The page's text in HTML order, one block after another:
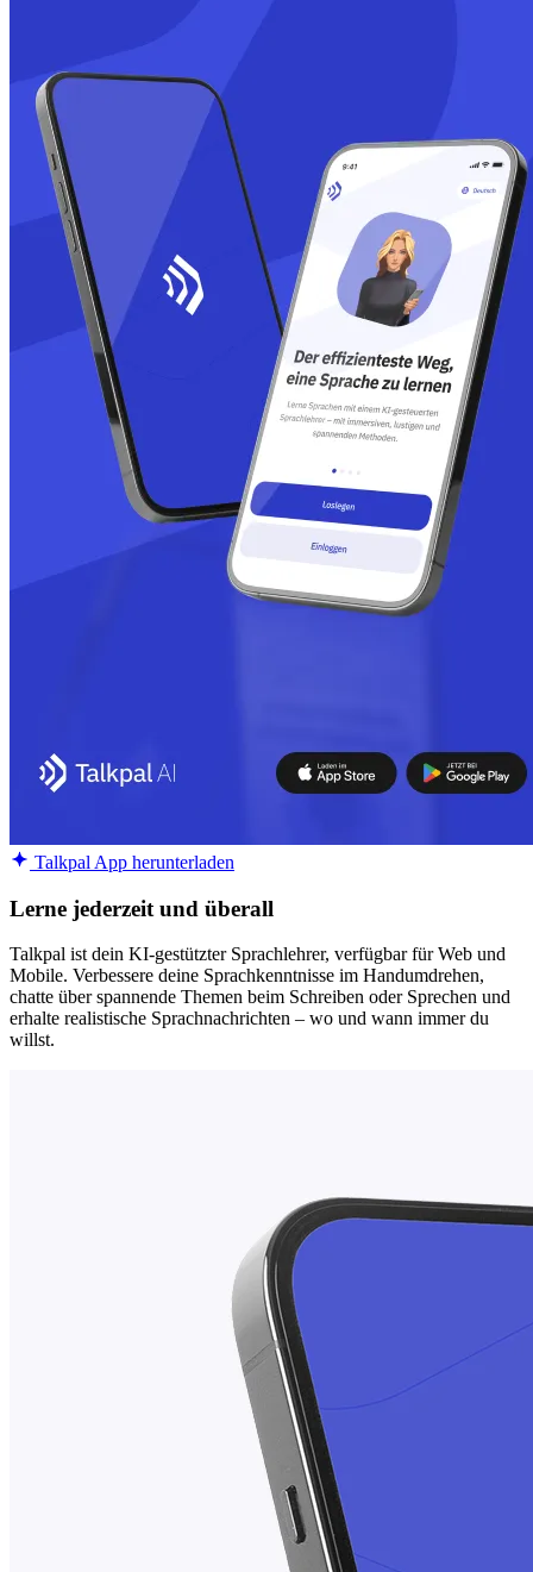
Talkpal App herunterladen
Lerne jederzeit und überall
Talkpal ist dein KI-gestützter Sprachlehrer, verfügbar für Web und
Mobile. Verbessere deine Sprachkenntnisse im Handumdrehen,
chatte über spannende Themen beim Schreiben oder Sprechen und
erhalte realistische Sprachnachrichten – wo und wann immer du
willst.